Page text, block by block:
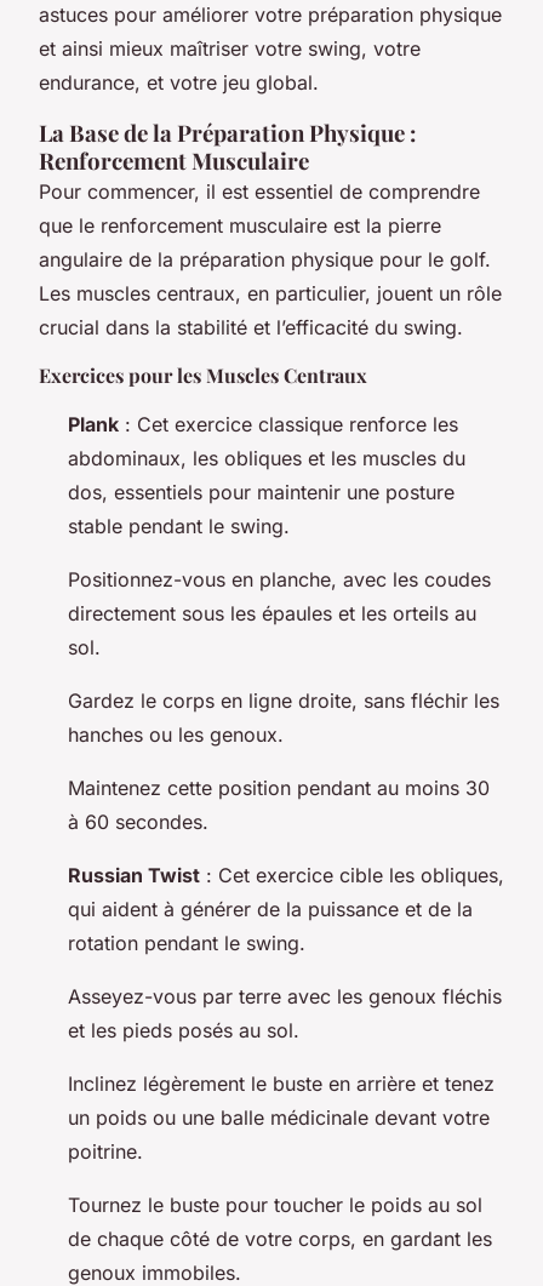
astuces pour améliorer votre préparation physique
et ainsi mieux maîtriser votre swing, votre
endurance, et votre jeu global.
La Base de la Préparation Physique :
Renforcement Musculaire
Pour commencer, il est essentiel de comprendre
que le renforcement musculaire est la pierre
angulaire de la préparation physique pour le golf.
Les muscles centraux, en particulier, jouent un rôle
crucial dans la stabilité et l’efficacité du swing.
Exercices pour les Muscles Centraux
Plank : Cet exercice classique renforce les
abdominaux, les obliques et les muscles du
dos, essentiels pour maintenir une posture
stable pendant le swing.
Positionnez-vous en planche, avec les coudes
directement sous les épaules et les orteils au
sol.
Gardez le corps en ligne droite, sans fléchir les
hanches ou les genoux.
Maintenez cette position pendant au moins 30
à 60 secondes.
Russian Twist : Cet exercice cible les obliques,
qui aident à générer de la puissance et de la
rotation pendant le swing.
Asseyez-vous par terre avec les genoux fléchis
et les pieds posés au sol.
Inclinez légèrement le buste en arrière et tenez
un poids ou une balle médicinale devant votre
poitrine.
Tournez le buste pour toucher le poids au sol
de chaque côté de votre corps, en gardant les
genoux immobiles.